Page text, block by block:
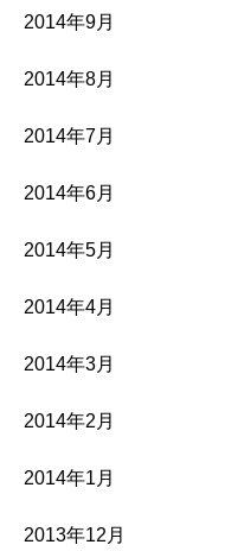
2014年9月
2014年8月
2014年7月
2014年6月
2014年5月
2014年4月
2014年3月
2014年2月
2014年1月
2013年12月